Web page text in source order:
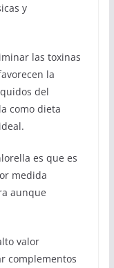
y
las toxinas
la
del
como dieta
es que es
medida
aunque
valor
complementos